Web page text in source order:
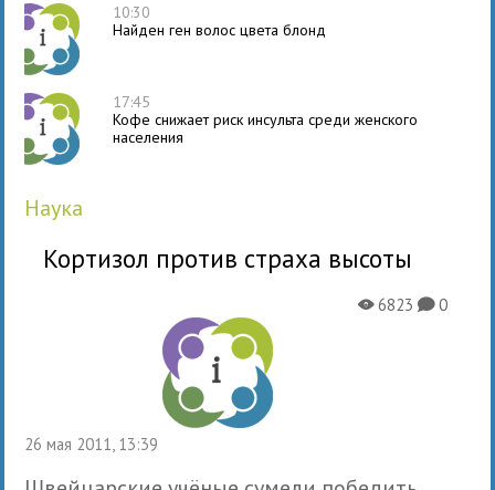
10:30
Найден ген волос цвета блонд
17:45
Кофе снижает риск инсульта среди женского
населения
наука
Кортизол против страха высоты
26 мая 2011, 13:39
X6823K0